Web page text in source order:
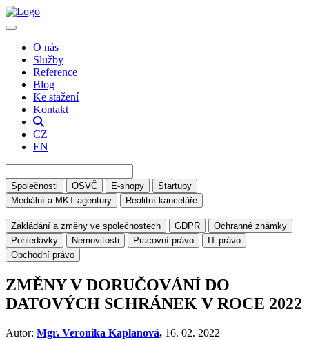
O nás
Služby
Reference
Blog
Ke stažení
Kontakt
CZ
EN
Společnosti OSVČ E-shopy
Startupy
Mediální a MKT agentury
Realitní kanceláře
Zakládání a změny ve společnostech GDPR
Ochranné známky
Pohledávky
Nemovitosti Pracovní právo
IT právo
Obchodní právo
ZMĚNY V DORUČOVÁNÍ DO
DATOVÝCH SCHRÁNEK V ROCE 2022
Autor: Mgr. Veronika Kaplanová, 16. 02. 2022